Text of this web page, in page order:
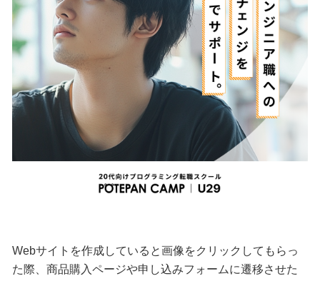
Webサイトを作成していると画像をクリックしてもらっ
た際、商品購入ページや申し込みフォームに遷移させた